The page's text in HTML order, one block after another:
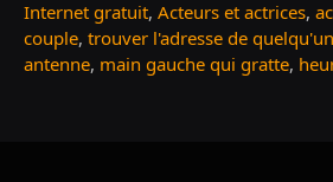
Internet gratuit, Acteurs et actrices,
couple, trouver l'adresse de quelqu'un
antenne, main gauche qui gratte,